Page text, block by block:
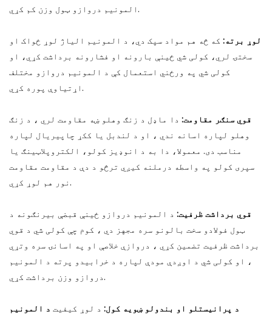
المونیم دروازو ټول وزن کم کړي.
لوړ برته: که څه هم مواد سپک دي، د المونیم الیاژ لوړ ځواک او
سختۍ لري، کولی شي ځینې بارونه او فشارونه برداشت کړي، او
کولی شي په ورځني استعمال کې د المونیم دروازو مختلف
اړتیاوې پوره کړي.
قوي سنګر مقاومت: دا ماډل د زنګ وهلو ښه مقاومت لري ، د زنګ
وهلو لپاره اسانه ندي ، او د لندبل یا ککړ چاپیریال لپاره
مناسب دی. معمولا، دا به د انوډیز کولو، الکتروپلاټینګ یا
سپری کولو په واسطه درملنه کیږي ترڅو د دې د مقاومت مقاومت
نور هم لوړ کړي.
قوي برداشت ظرفیت: د المونیم دروازو ځینې قبضې بیرنګونه د
ټول فولادو سخت بالونو سره مجهز دي ، کوم چې کولی شي د قوي
برداشت ظرفیت تضمین کړي ، دروازې خلاصې او په اسانۍ سره وتړي
، او کولی شي د اوږدې مودې لپاره د خرابیدو پرته د المونیم
دروازو وزن برداشت کړي.
د پرانيستلو او بندولو ښويه کول: د لوړ کیفیت د المونیم